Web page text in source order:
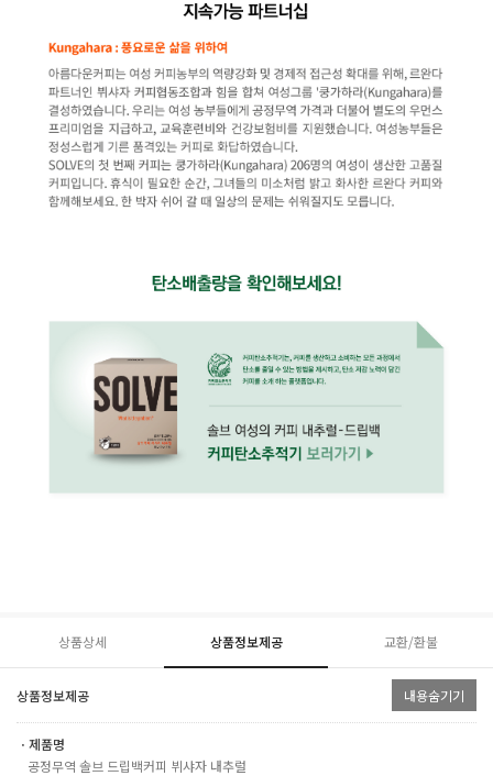
상품상세 상품정보제공 교환/환불
상품정보제공 내용숨기기
ㆍ제품명
공정무역 솔브 드립백커피 뷔샤자 내추럴